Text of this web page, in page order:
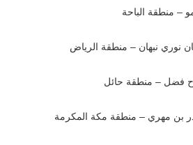
– منطقة الباحة
نوري نبهان – منطقة الرياض
فضل – منطقة حائل
بن مهري – منطقة مكة المكرمة